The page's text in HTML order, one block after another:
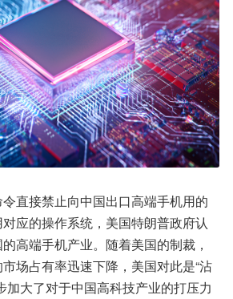
直接禁止向中国出口高端手机用的
应的操作系统，美国特朗普政府认
高端手机产业。随着美国的制裁，
场占有率迅速下降，美国对此是“沾
加大了对于中国高科技产业的打压力